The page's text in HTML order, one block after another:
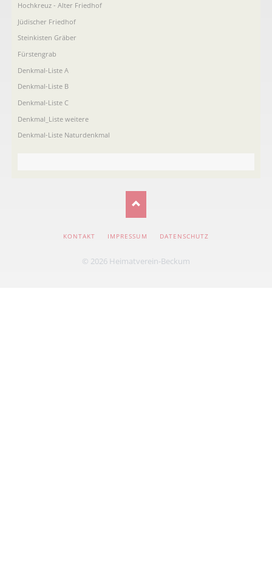
Hochkreuz - Alter Friedhof
Jüdischer Friedhof
Steinkisten Gräber
Fürstengrab
Denkmal-Liste A
Denkmal-Liste B
Denkmal-Liste C
Denkmal_Liste weitere
Denkmal-Liste Naturdenkmal
NAVIGATION
KONTAKT IMPRESSUM DATENSCHUTZ
© 2026 Heimatverein-Beckum